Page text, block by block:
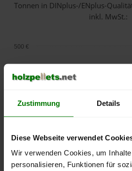
Zustimmung Details
Diese Webseite verwendet
Wir verwenden Cookies, um
personalisieren, Funktionen für
Tonnen in DINplus-/ENplus-
inkl. MwSt.:
300 €
400 €
450 €
500 €